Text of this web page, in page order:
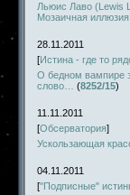
Льюис Лаво (Lewis
Мозаичная иллюзия
28.11.2011
[Истина - где то
О бедном вампире
слово…
(8252/15)
11.11.2011
[Обсерватория]
Ускользающая
04.11.2011
["Подписные"